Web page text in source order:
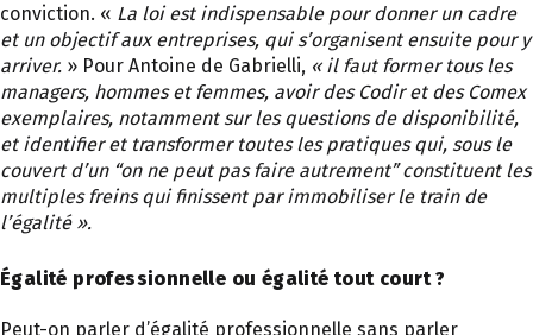
conviction. « La loi est indispensable pour donner un cadre
et un objectif aux entreprises, qui s’organisent ensuite pour y
arriver. » Pour Antoine de Gabrielli, « il faut former tous les
managers, hommes et femmes, avoir des Codir et des Comex
exemplaires, notamment sur les questions de disponibilité,
et identifier et transformer toutes les pratiques qui, sous le
couvert d’un “on ne peut pas faire autrement” constituent les
multiples freins qui finissent par immobiliser le train de
l’égalité ».
Égalité professionnelle ou égalité tout court ?
Peut-on parler d’égalité professionnelle sans parler